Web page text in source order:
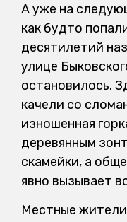
А уже на
как будто
десятилетий
улице
остановилось.
качели со
изношенная
деревянным
скамейки, а
явно вызывает
Местные